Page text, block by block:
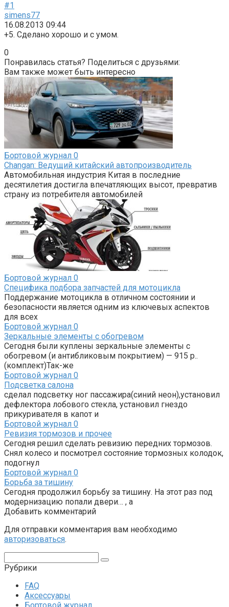
#1
simens77
16.08.2013 09:44
+5. Сделано хорошо и с умом.
0
Понравилась статья? Поделиться с друзьями:
Вам также может быть интересно
Бортовой журнал 0
Changan: Ведущий китайский автопроизводитель
Автомобильная индустрия Китая в последние
десятилетия достигла впечатляющих высот, превратив
страну из потребителя автомобилей
Бортовой журнал 0
Специфика подбора запчастей для мотоцикла
Поддержание мотоцикла в отличном состоянии и
безопасности является одним из ключевых аспектов
для всех
Бортовой журнал 0
Зеркальные элементы с обогревом
Сегодня были куплены зеркальные элементы с
обогревом (и антибликовым покрытием) — 915 р..
(комплект)Так-же
Бортовой журнал 0
Подсветка салона
сделал подсветку ног пассажира(синий неон),установил
дефлектора лобового стекла, установил гнездо
прикуривателя в капот и
Бортовой журнал 0
Ревизия тормозов и прочее
Сегодня решил сделать ревизию передних тормозов.
Снял колесо и посмотрел состояние тормозных колодок,
подогнул
Бортовой журнал 0
Борьба за тишину
Сегодня продолжил борьбу за тишину. На этот раз под
модернизацию попали двери… , а
Добавить комментарий
Для отправки комментария вам необходимо
авторизоваться.
Рубрики
FAQ
Аксессуары